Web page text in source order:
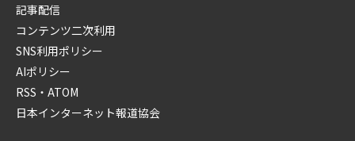
記事配信
コンテンツ二次利用
SNS利用ポリシー
AIポリシー
RSS・ATOM
日本インターネット報道協会